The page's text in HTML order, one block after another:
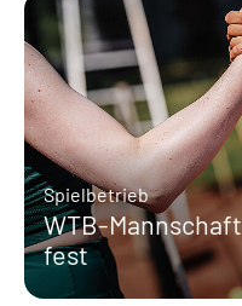
Spielbetrieb
WTB-
fest